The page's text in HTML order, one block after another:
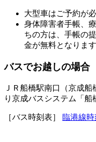
大型車はご予約が必
身体障害者手帳、
ちの方は、手帳の
金が無料となります
バスでお越しの場合
ＪＲ船橋駅南口（京成
り京成バスシステム「船
［バス時刻表］ 臨港線